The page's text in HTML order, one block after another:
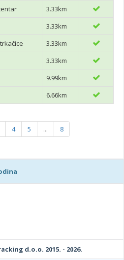
3.33km
3.33km
3.33km
3.33km
9.99km
6.66km
4 5 ... 8
d.o.o. 2015. - 2026.